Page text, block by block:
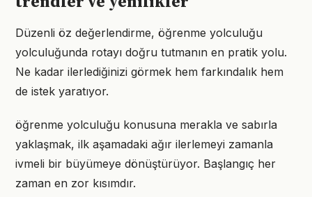
Düzenli öz değerlendirme, öğrenme yolculuğu
yolculuğunda rotayı doğru tutmanın en pratik yolu.
Ne kadar ilerlediğinizi görmek hem farkındalık hem
de istek yaratıyor.
öğrenme yolculuğu konusuna merakla ve sabırla
yaklaşmak, ilk aşamadaki ağır ilerlemeyi zamanla
ivmeli bir büyümeye dönüştürüyor. Başlangıç her
zaman en zor kısımdır.